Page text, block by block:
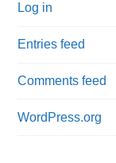
Log in
Entries feed
Comments feed
WordPress.org